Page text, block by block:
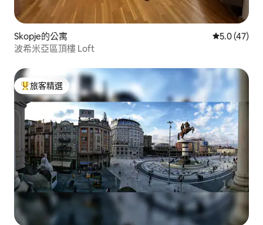
Skopje的公寓 從 47 則評
5.0 (47)
波希米亞區頂樓 Loft
旅客精選榜首
旅客精選